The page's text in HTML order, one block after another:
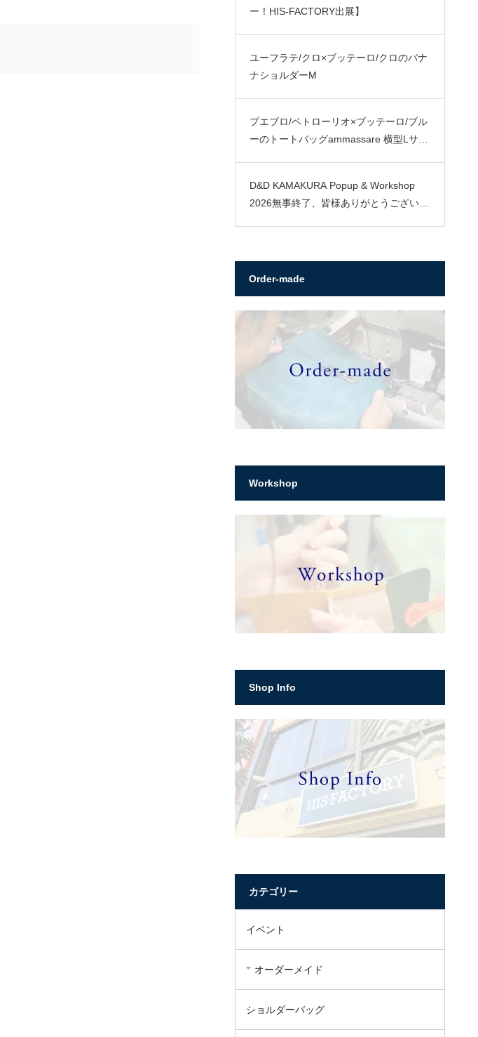
ー！HIS-FACTORY出展】
ユーフラテ/クロ×ブッテーロ/クロのバナ
ナショルダーM
プエブロ/ペトローリオ×ブッテーロ/ブル
ーのトートバッグammassare 横型Lサイ
D&D KAMAKURA Popup & Workshop
2026無事終了、皆様ありがとうございま
Order-made
Workshop
Shop Info
カテゴリー
イベント
オーダーメイド
ショルダーバッグ